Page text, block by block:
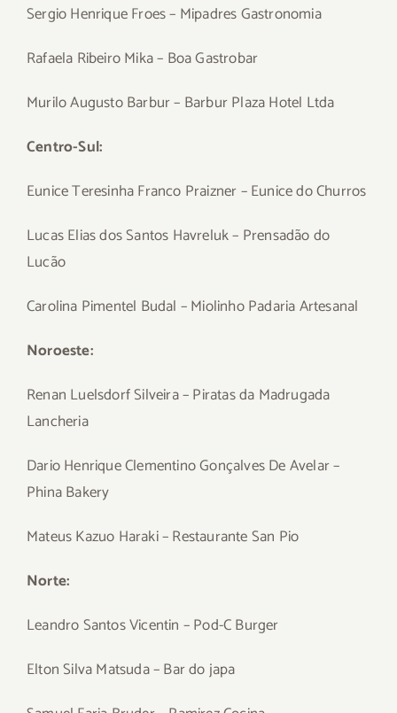
Sergio Henrique Froes – Mipadres Gastronomia
Rafaela Ribeiro Mika – Boa Gastrobar
Murilo Augusto Barbur – Barbur Plaza Hotel Ltda
Centro-Sul:
Eunice Teresinha Franco Praizner – Eunice do Churros
Lucas Elias dos Santos Havreluk – Prensadão do
Lucão
Carolina Pimentel Budal – Miolinho Padaria Artesanal
Noroeste:
Renan Luelsdorf Silveira – Piratas da Madrugada
Lancheria
Dario Henrique Clementino Gonçalves De Avelar –
Phina Bakery
Mateus Kazuo Haraki – Restaurante San Pio
Norte:
Leandro Santos Vicentin – Pod-C Burger
Elton Silva Matsuda – Bar do japa